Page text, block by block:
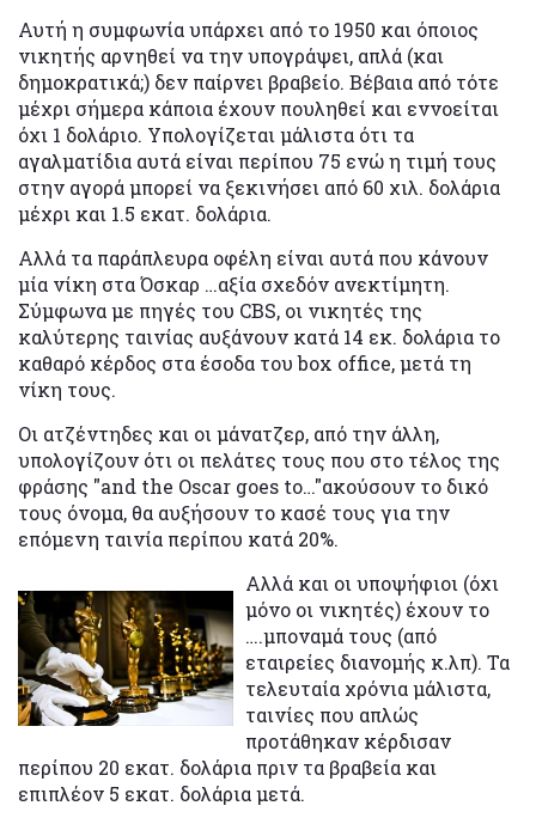
Αυτή η συμφωνία υπάρχει από το 1950 και όποιος
νικητής αρνηθεί να την υπογράψει, απλά (και
δημοκρατικά;) δεν παίρνει βραβείο. Βέβαια από τότε
μέχρι σήμερα κάποια έχουν πουληθεί και εννοείται
όχι 1 δολάριο. Υπολογίζεται μάλιστα ότι τα
αγαλματίδια αυτά είναι περίπου 75 ενώ η τιμή τους
στην αγορά μπορεί να ξεκινήσει από 60 χιλ. δολάρια
μέχρι και 1.5 εκατ. δολάρια.
Αλλά τα παράπλευρα οφέλη είναι αυτά που κάνουν
μία νίκη στα Όσκαρ …αξία σχεδόν ανεκτίμητη.
Σύμφωνα με πηγές του CBS, οι νικητές της
καλύτερης ταινίας αυξάνουν κατά 14 εκ. δολάρια το
καθαρό κέρδος στα έσοδα του box office, μετά τη
νίκη τους.
Οι ατζέντηδες και οι μάνατζερ, από την άλλη,
υπολογίζουν ότι οι πελάτες τους που στο τέλος της
φράσης "and the Oscar goes to…"ακούσουν το δικό
τους όνομα, θα αυξήσουν το κασέ τους για την
επόμενη ταινία περίπου κατά 20%.
Αλλά και οι υποψήφιοι (όχι
μόνο οι νικητές) έχουν το
….μποναμά τους (από
εταιρείες διανομής κ.λπ). Τα
τελευταία χρόνια μάλιστα,
ταινίες που απλώς
προτάθηκαν κέρδισαν
περίπου 20 εκατ. δολάρια πριν τα βραβεία και
επιπλέον 5 εκατ. δολάρια μετά.